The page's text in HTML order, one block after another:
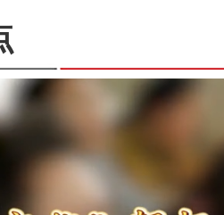
你为邻】三代巴基斯